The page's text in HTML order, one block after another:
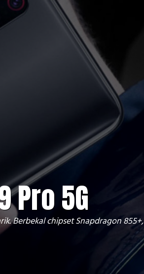
Pro 5G
Berbekal chipset Snapdragon 855+,